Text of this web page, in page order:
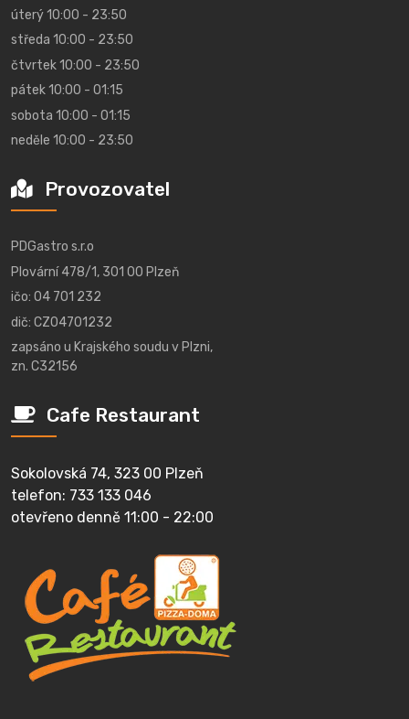
úterý 10:00 - 23:50
středa 10:00 - 23:50
čtvrtek 10:00 - 23:50
pátek 10:00 - 01:15
sobota 10:00 - 01:15
neděle 10:00 - 23:50
Provozovatel
PDGastro s.r.o
Plovární 478/1, 301 00 Plzeň
ičo: 04 701 232
dič: CZ04701232
zapsáno u Krajského soudu v Plzni,
zn. C32156
Cafe Restaurant
Sokolovská 74, 323 00 Plzeň
telefon: 733 133 046
otevřeno denně 11:00 - 22:00